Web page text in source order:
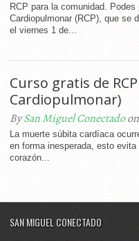
RCP para la comunidad.
Cardiopulmonar (RCP), que se
el viernes 1 de...
Curso gratis de
Cardiopulmonar)
BySan Miguel Conectado
La muerte súbita cardíaca
en forma inesperada, esto
corazón...
SAN MIGUEL CONECTADO